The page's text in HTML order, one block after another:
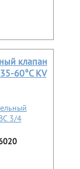
клапан
60°С KV